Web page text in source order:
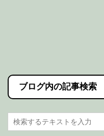
ブログ内の記事検索